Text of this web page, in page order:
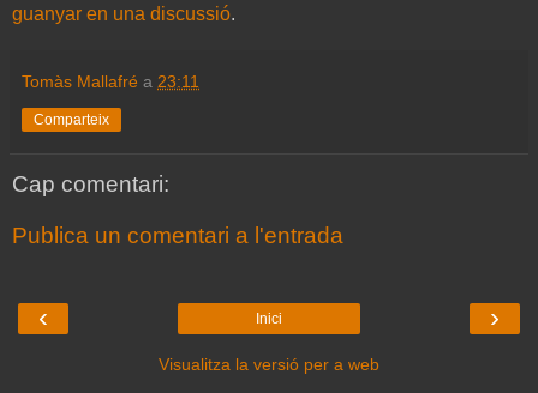
guanyar en una discussió.
Tomàs Mallafré a 23:11
Comparteix
Cap comentari:
Publica un comentari a l'entrada
‹ ›
Inici
Visualitza la versió per a web